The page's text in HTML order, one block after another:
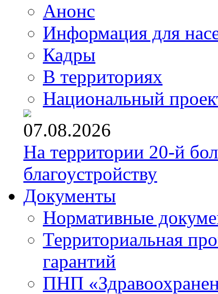
Анонс
Информация для
Кадры
В территориях
Национальный
07.08.2026
На территории 20-й
благоустройству
Документы
Нормативные
Территориальная
гарантий
ПНП